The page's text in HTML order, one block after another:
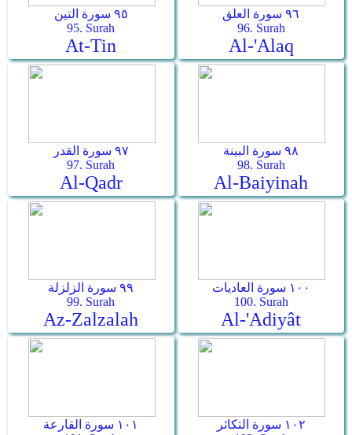
٩٥ سورة التين
95. Surah
At-Tin
٩٦ سورة العلق
96. Surah
Al-'Alaq
٩٧ سورة القدر
97. Surah
Al-Qadr
٩٨ سورة البينة
98. Surah
Al-Baiyinah
٩٩ سورة الزلزلة
99. Surah
Az-Zalzalah
١٠٠ سورة العاديات
100. Surah
Al-'Adiyât
١٠١ سورة القارعة
١٠٢ سورة التكاثر